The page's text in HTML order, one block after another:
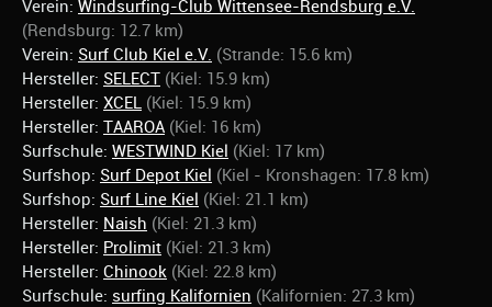
Verein: Windsurfing-Club Wittensee-Rendsburg e.V.
(Rendsburg: 12.7 km)
Verein: Surf Club Kiel e.V. (Strande: 15.6 km)
Hersteller: SELECT (Kiel: 15.9 km)
Hersteller: XCEL (Kiel: 15.9 km)
Hersteller: TAAROA (Kiel: 16 km)
Surfschule: WESTWIND Kiel (Kiel: 17 km)
Surfshop: Surf Depot Kiel (Kiel - Kronshagen: 17.8 km)
Surfshop: Surf Line Kiel (Kiel: 21.1 km)
Hersteller: Naish (Kiel: 21.3 km)
Hersteller: Prolimit (Kiel: 21.3 km)
Hersteller: Chinook (Kiel: 22.8 km)
Surfschule: surfing Kalifornien (Kalifornien: 27.3 km)